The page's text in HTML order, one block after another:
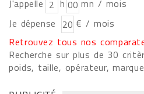
J'appelle h
mn / mois
Je dépense
€ / mois
Retrouvez tous nos
Recherche sur plus de 30
poids, taille, opérateur,